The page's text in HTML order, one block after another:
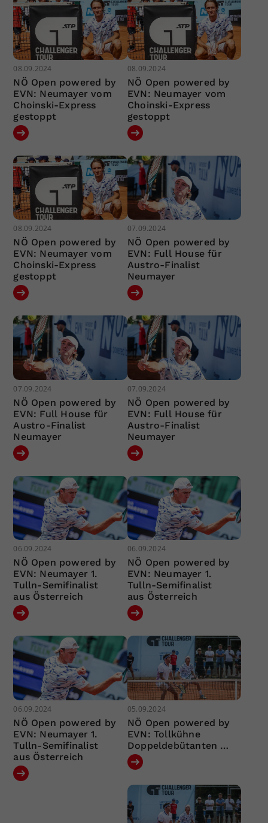
08.09.2024
NÖ Open powered by
EVN: Neumayer vom
Choinski-Express
gestoppt
08.09.2024
NÖ Open powered by
EVN: Neumayer vom
Choinski-Express
gestoppt
08.09.2024
NÖ Open powered by
EVN: Neumayer vom
Choinski-Express
gestoppt
07.09.2024
NÖ Open powered by
EVN: Full House für
Austro-Finalist
Neumayer
07.09.2024
NÖ Open powered by
EVN: Full House für
Austro-Finalist
Neumayer
07.09.2024
NÖ Open powered by
EVN: Full House für
Austro-Finalist
Neumayer
06.09.2024
NÖ Open powered by
EVN: Neumayer 1.
Tulln-Semifinalist
aus Österreich
06.09.2024
NÖ Open powered by
EVN: Neumayer 1.
Tulln-Semifinalist
aus Österreich
06.09.2024
NÖ Open powered by
EVN: Neumayer 1.
Tulln-Semifinalist
aus Österreich
05.09.2024
NÖ Open powered by
EVN: Tollkühne
Doppeldebütanten …